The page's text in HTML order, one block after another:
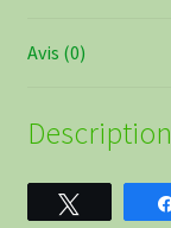
Avis (0)
Description